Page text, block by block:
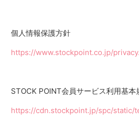
個人情報保護方針
https://www.stockpoint.co.jp/
STOCK POINT会員サービス利用基本
https://cdn.stockpoint.jp/spc/static/